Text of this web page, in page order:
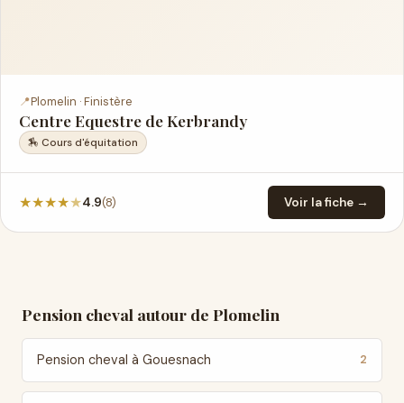
📍Plomelin · Finistère
Centre Equestre de Kerbrandy
🏇 Cours d'équitation
★★★★★4.9(8) Voir la fiche →
Pension cheval autour de Plomelin
Pension cheval à Gouesnach 2